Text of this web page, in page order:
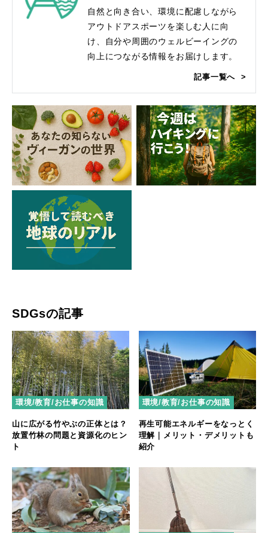
自然と向き合い、環境に配慮しながら
アウトドアスポーツを楽しむ人に向
け、自分や周囲のウェルビーイングの
向上につながる情報をお届けします。
記事一覧へ
SDGsの記事
環境/教育/お仕事の知識
山に広がる竹やぶの正体とは？
放置竹林の問題と資源化のヒン
ト
環境/教育/お仕事の知識
再生可能エネルギーをなっとく
理解｜メリット・デメリットも
紹介